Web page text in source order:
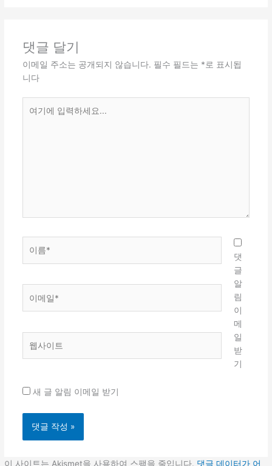
댓글 달기
이메일 주소는 공개되지 않습니다. 필수 필드는 *로 표시됩
니다
*
댓
글
알
림
이
메
일
받
기
새 글 알림 이메일 받기
이 사이트는 Akismet을 사용하여 스팸을 줄입니다. 댓글 데이터가 어